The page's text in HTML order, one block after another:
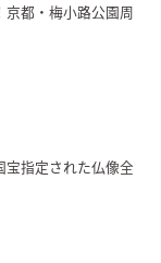
都・梅小路公園周
宝指定された仏像全